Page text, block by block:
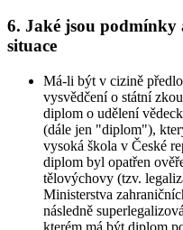
6. Jaké jsou podmínky
situace
Má-li být v cizině
vysvědčení o státní
diplom o udělení
(dále jen "diplom"),
vysoká škola v České
diplom byl opatřen
tělovýchovy (tzv.
Ministerstva
následně
kterém má být diplom